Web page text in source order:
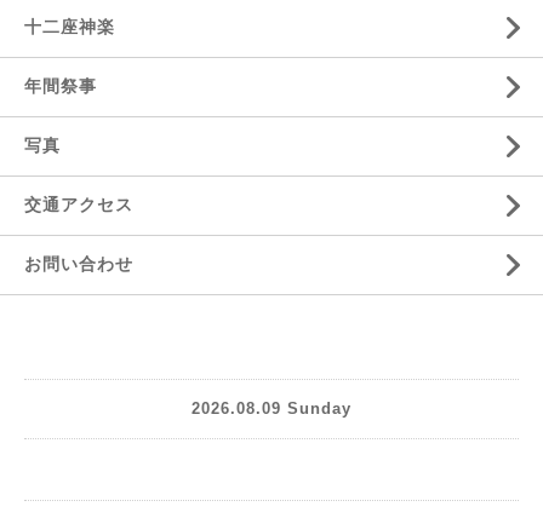
十二座神楽
年間祭事
写真
交通アクセス
お問い合わせ
2026.08.09 Sunday